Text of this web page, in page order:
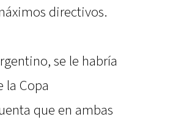
directivos.
se le habría
la Copa
que en ambas